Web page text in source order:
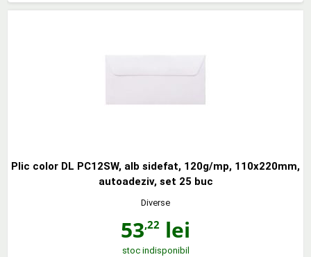
Plic color DL PC12SW, alb sidefat, 120g/mp, 110x220mm,
autoadeziv, set 25 buc
Diverse
53,22 lei
stoc indisponibil